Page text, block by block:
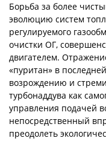
Борьба за более
эволюцию систем
регулируемого
очистки ОГ,
двигателем.
«пуритан» в
возрождению и
турбонаддува как
управления подачей
непосредственный
преодолеть